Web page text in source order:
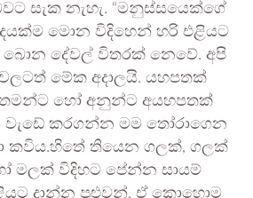
සැක නැහැ. “මනුස්සයෙක්ගේ
මොන විදිහෙන් හරි එළියට
දේවල් විතරක් නෙවේ. අපි
මේක අදාලයි. යහපතක්
තමන්ට හෝ අනුන්ට අයහපතක්
කරගන්න මම තෝරාගෙන
කවිය.හිතේ තියෙන ගලක්, ගලක්
මලක් විදිහට පේන්න සායම්
දාන්න පුළුවන්. ඒ කොහොම